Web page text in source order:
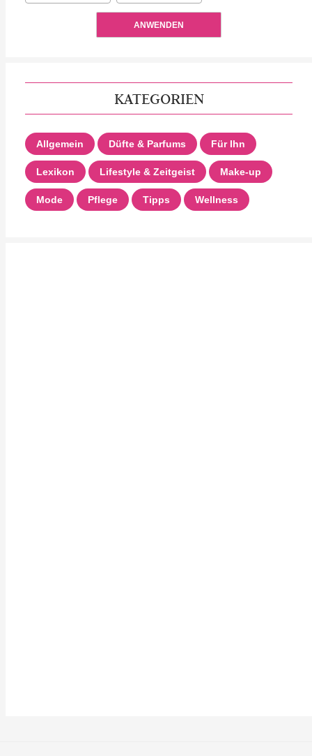
ANWENDEN
KATEGORIEN
Allgemein Düfte & Parfums Für Ihn
Lexikon Lifestyle & Zeitgeist Make-up
Mode Pflege Tipps Wellness